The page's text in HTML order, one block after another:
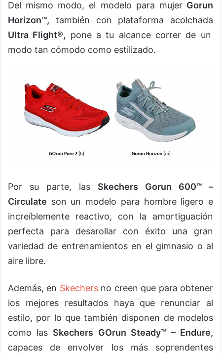
Del mismo modo, el modelo para mujerGorun
Horizon™, también con plataforma acolchada
Ultra Flight®, pone a tu alcance correr de un
modo tan cómodo como estilizado.
Por su parte, las Skechers Gorun 600™ –
Circulate son un modelo para hombre ligero e
increíblemente reactivo, con la amortiguación
perfecta para desarollar con éxito una gran
variedad de entrenamientos en el gimnasio o al
aire libre.
Además, en Skechersno creen que para obtener
los mejores resultados haya que renunciar al
estilo, por lo que también disponen de modelos
como las Skechers GOrun Steady™ – Endure,
capaces de envolver los más soprendentes